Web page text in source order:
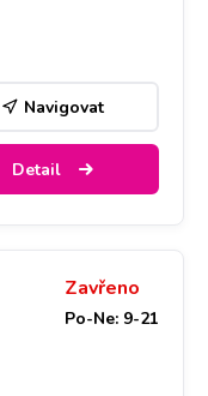
Navigovat
Detail
Zavřeno
Po-Ne: 9-21